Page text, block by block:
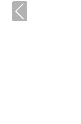
Previous